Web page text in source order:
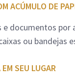
ACÚMULO DE
e documentos
ou bandejas
SEU LUGAR